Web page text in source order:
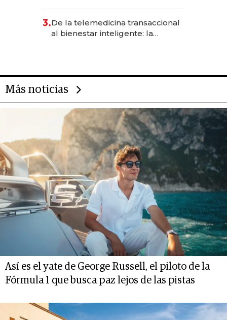
las marcas "fast premium"
3.De la telemedicina transaccional
al bienestar inteligente: la
Más noticias
Así es el yate de George Russell, el piloto de la
Fórmula 1 que busca paz lejos de las pistas